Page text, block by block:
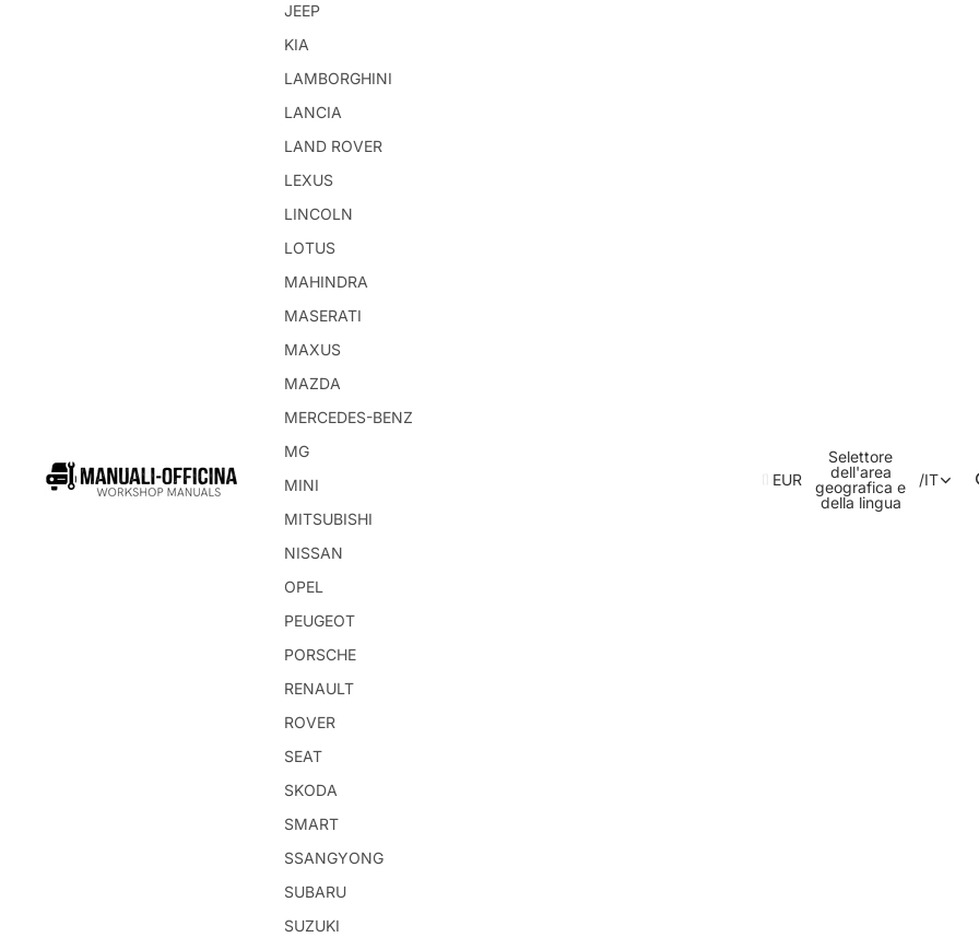
JEEP
KIA
LAMBORGHINI
LANCIA
LAND ROVER
LEXUS
LINCOLN
LOTUS
MAHINDRA
MASERATI
MAXUS
MAZDA
MERCEDES-BENZ
MG
MINI
MITSUBISHI
NISSAN
OPEL
PEUGEOT
PORSCHE
RENAULT
ROVER
SEAT
SKODA
SMART
SSANGYONG
SUBARU
SUZUKI
EUR
Selettore
dell'area
geografica e
della lingua
/IT